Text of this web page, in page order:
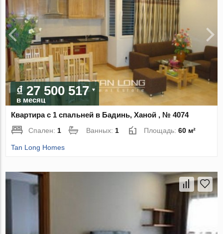
₫ 27 500 517
в месяц
Квартира с 1 спальней в Бадинь, Ханой , № 4074
Спален:1 Ванных:1 Площадь:60 м²
Tan Long Homes